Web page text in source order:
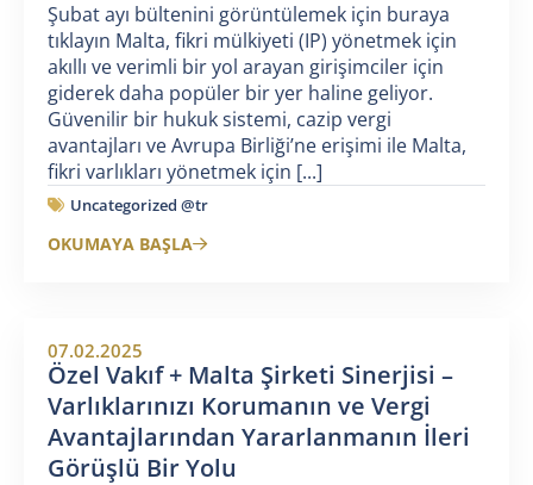
Şubat ayı bültenini görüntülemek için buraya
tıklayın Malta, fikri mülkiyeti (IP) yönetmek için
akıllı ve verimli bir yol arayan girişimciler için
giderek daha popüler bir yer haline geliyor.
Güvenilir bir hukuk sistemi, cazip vergi
avantajları ve Avrupa Birliği’ne erişimi ile Malta,
fikri varlıkları yönetmek için [...]
Uncategorized @tr
OKUMAYA BAŞLA
07.02.2025
Özel Vakıf + Malta Şirketi Sinerjisi –
Varlıklarınızı Korumanın ve Vergi
Avantajlarından Yararlanmanın İleri
Görüşlü Bir Yolu